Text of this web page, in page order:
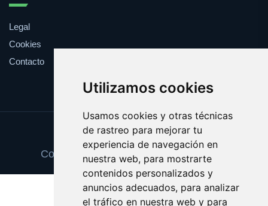
Utilizamos cookies
Usamos cookies y otras técnicas
de rastreo para mejorar tu
experiencia de navegación en
nuestra web, para mostrarte
contenidos personalizados y
anuncios adecuados, para analizar
el tráfico en nuestra web y para
Legal
Cookies
Contacto
Update cookies preferences
Copyright © 2025 vinosexcelentes.com